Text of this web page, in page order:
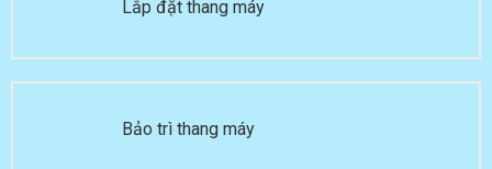
Lắp đặt thang máy
Bảo trì thang máy